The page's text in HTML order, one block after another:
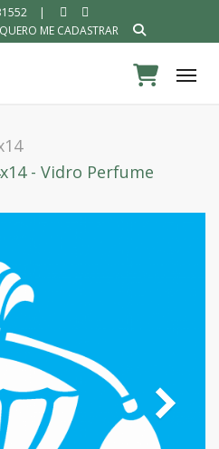
|
QUERO ME CADASTRAR
- Vidro Perfume